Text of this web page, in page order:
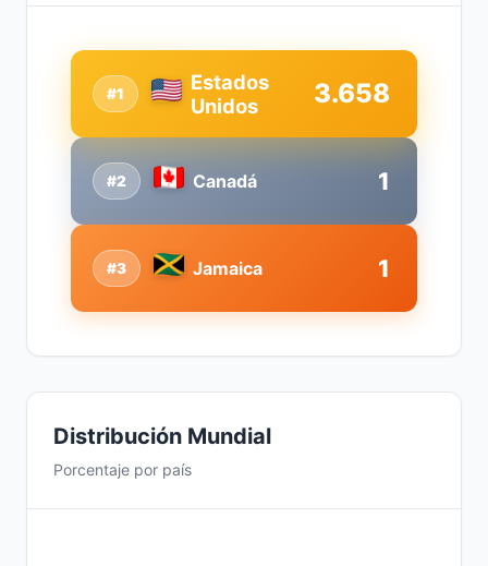
#2 Canadá 1
#1
Estados
Unidos
3.658
#3 Jamaica 1
Distribución Mundial
Porcentaje por país